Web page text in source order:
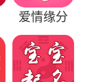
爱情缘分